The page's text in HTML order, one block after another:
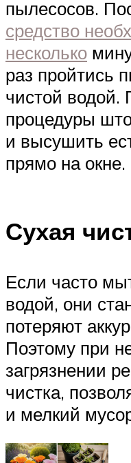
пылесосов.
средство
несколько
раз пройтись
чистой водой.
процедуры
и высушить
прямо на окне.
Сухая
Если часто
водой, они
потеряют
Поэтому при
загрязнении
чистка,
и мелкий